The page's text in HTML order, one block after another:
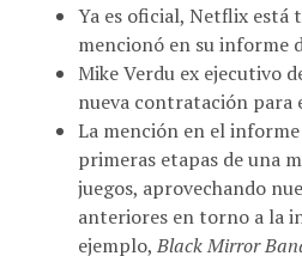
mencionó en su informe
Mike Verdu ex ejecutivo
nueva contratación para
La mención en el informe:
primeras etapas de una
juegos, aprovechando
anteriores en torno a la
ejemplo,Black Mirror
nuestrasCosas más